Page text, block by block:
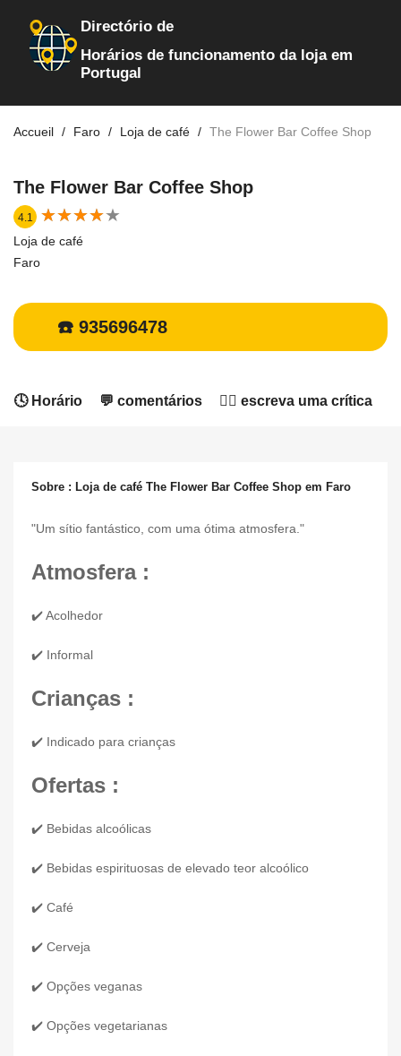
Directório de
Horários de funcionamento da loja em
Portugal
Accueil Faro Loja de café The Flower Bar Coffee Shop
The Flower Bar Coffee Shop
4.1 ★★★★★
★★★★★
Loja de café
Faro
☎️ 935696478
🕓 Horário 💬 comentários ✍🏻 escreva uma crítica
Sobre : Loja de café The Flower Bar Coffee Shop em Faro
"Um sítio fantástico, com uma ótima atmosfera."
Atmosfera :
✔️ Acolhedor
✔️ Informal
Crianças :
✔️ Indicado para crianças
Ofertas :
✔️ Bebidas alcoólicas
✔️ Bebidas espirituosas de elevado teor alcoólico
✔️ Café
✔️ Cerveja
✔️ Opções veganas
✔️ Opções vegetarianas